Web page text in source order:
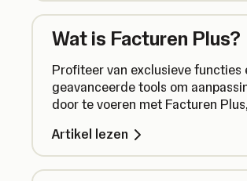
Wat is Facturen Plus?
Profiteer van exclusieve functies
geavanceerde tools om
door te voeren met Facturen Plus,
vereenvoudigen.
Artikel lezen